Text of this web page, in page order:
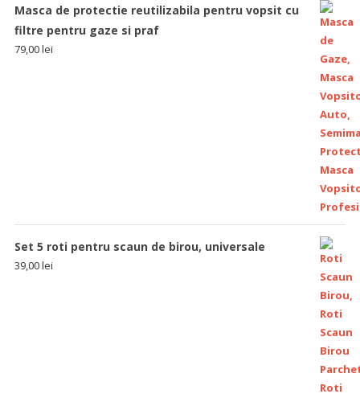
Masca de protectie reutilizabila pentru vopsit cu
filtre pentru gaze si praf
79,00lei
Set 5 roti pentru scaun de birou, universale
39,00lei